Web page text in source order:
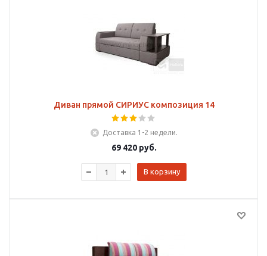
Диван прямой СИРИУС композиция 14
Доставка 1-2 недели.
69 420руб.
В корзину